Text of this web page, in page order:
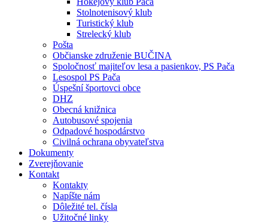
Stolnotenisový klub
Turistický klub
Strelecký klub
Pošta
Občianske združenie BUČINA
Spoločnosť majiteľov lesa a pasienkov, PS Pača
Lesospol PS Pača
Úspešní športovci obce
DHZ
Obecná knižnica
Autobusové spojenia
Odpadové hospodárstvo
Civilná ochrana obyvateľstva
Dokumenty
Zverejňovanie
Kontakt
Kontakty
Napíšte nám
Dôležité tel. čísla
Užitočné linky